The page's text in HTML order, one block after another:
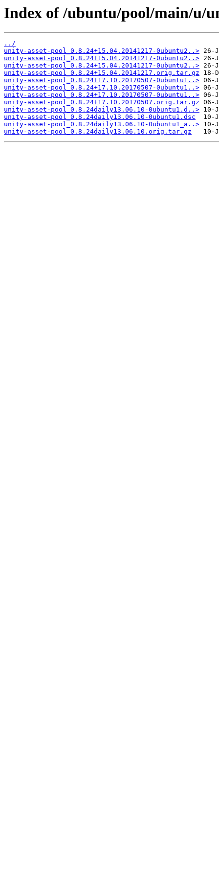
Index of /ubuntu/pool/main/u/
../
unity-asset-pool_0.8.24+15.04.20141217-0ubuntu2..>
unity-asset-pool_0.8.24+15.04.20141217-0ubuntu2..>
unity-asset-pool_0.8.24+15.04.20141217-0ubuntu2..>
unity-asset-pool_0.8.24+15.04.20141217.orig.tar.gz
unity-asset-pool_0.8.24+17.10.20170507-0ubuntu1..>
unity-asset-pool_0.8.24+17.10.20170507-0ubuntu1..>
unity-asset-pool_0.8.24+17.10.20170507-0ubuntu1..>
unity-asset-pool_0.8.24+17.10.20170507.orig.tar.gz
unity-asset-pool_0.8.24daily13.06.10-0ubuntu1.d..>
unity-asset-pool_0.8.24daily13.06.10-0ubuntu1.dsc
unity-asset-pool_0.8.24daily13.06.10-0ubuntu1_a..>
unity-asset-pool_0.8.24daily13.06.10.orig.tar.gz